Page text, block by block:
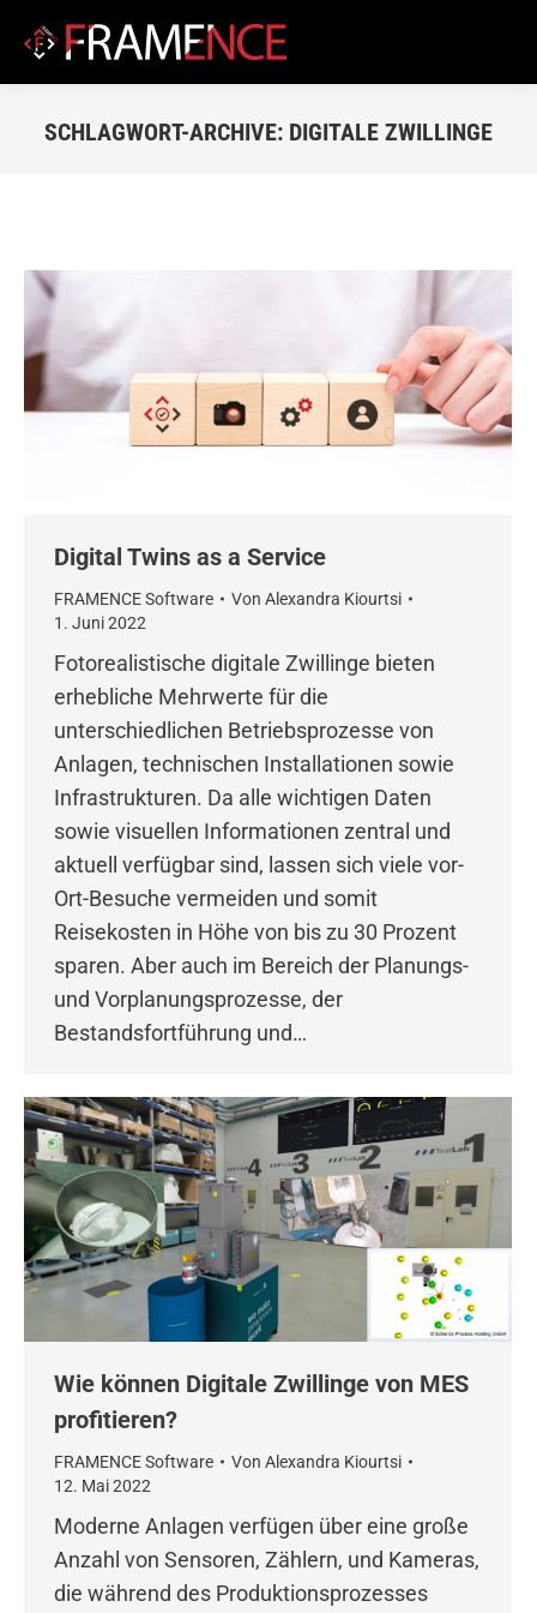
SCHLAGWORT-ARCHIVE: DIGITALE ZWILLINGE
Digital Twins as a Service
FRAMENCE Software Von Alexandra Kiourtsi
1. Juni 2022
Fotorealistische digitale Zwillinge bieten
erhebliche Mehrwerte für die
unterschiedlichen Betriebsprozesse von
Anlagen, technischen Installationen sowie
Infrastrukturen. Da alle wichtigen Daten
sowie visuellen Informationen zentral und
aktuell verfügbar sind, lassen sich viele vor-
Ort-Besuche vermeiden und somit
Reisekosten in Höhe von bis zu 30 Prozent
sparen. Aber auch im Bereich der Planungs-
und Vorplanungsprozesse, der
Bestandsfortführung und…
Wie können Digitale Zwillinge von MES
profitieren?
FRAMENCE Software Von Alexandra Kiourtsi
12. Mai 2022
Moderne Anlagen verfügen über eine große
Anzahl von Sensoren, Zählern, und Kameras,
die während des Produktionsprozesses